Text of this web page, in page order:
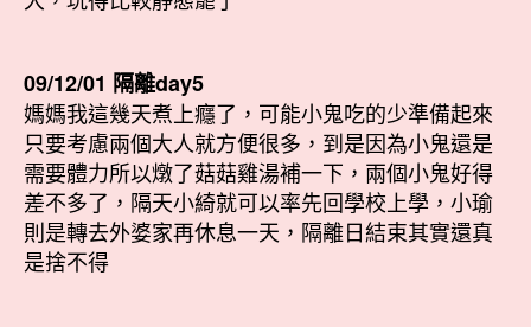
09/12/01 隔離day5
媽媽我這幾天煮上癮了，可能小鬼吃的少準備起來
只要考慮兩個大人就方便很多，到是因為小鬼還是
需要體力所以燉了菇菇雞湯補一下，兩個小鬼好得
差不多了，隔天小綺就可以率先回學校上學，小瑜
則是轉去外婆家再休息一天，隔離日結束其實還真
是捨不得